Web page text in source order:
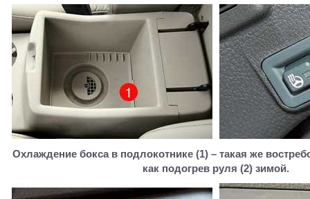
Охлаждение бокса в подлокотнике (1) – такая же
как подогрев руля (2) зимой.